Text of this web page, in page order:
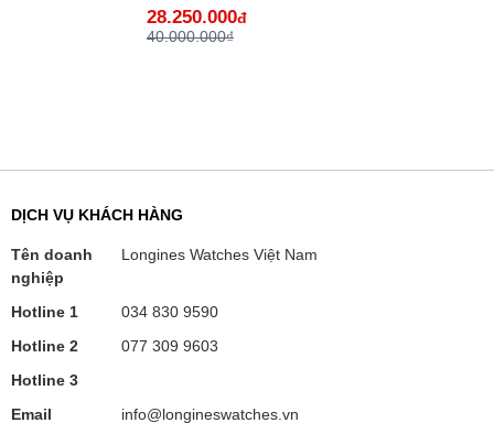
28.250.000đ
40.000.000₫
DỊCH VỤ KHÁCH HÀNG
Tên doanh
nghiệp
Longines Watches Việt Nam
Hotline 1
034 830 9590
Hotline 2
077 309 9603
Hotline 3
Email
info@longineswatches.vn